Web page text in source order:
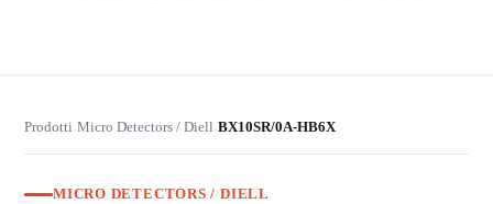
Prodotti›Micro Detectors / Diell›BX10SR/0A-HB6X
MICRO DETECTORS / DIELL